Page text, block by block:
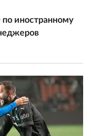
иностранному